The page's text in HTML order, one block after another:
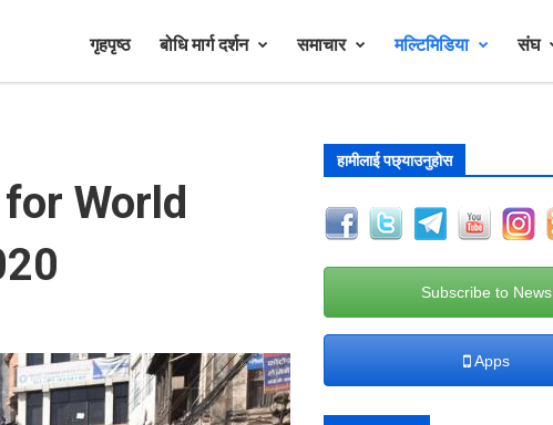
गृहपृष्ठ बोधि मार्ग दर्शन समाचार मल्टिमिडिया संघ
World
हामीलाई पछ्याउनुहोस
Subscribe to News
Apps